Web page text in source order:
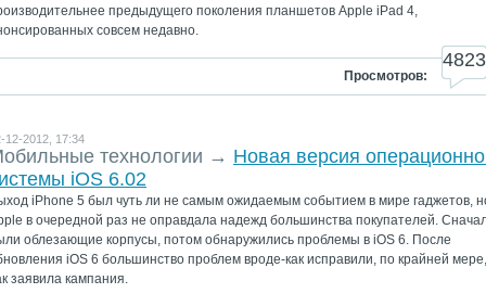
предыдущего поколения планшетов Apple iPad 4,
совсем недавно.
4823
Просмотров:
12-2012, 17:34
технологии → Новая версия
iOS 6.02
iPhone 5 был чуть ли не самым ожидаемым событием в мире гаджетов,
в очередной раз не оправдала надежд большинства покупателей.
облезающие корпусы, потом обнаружились проблемы в iOS 6. После
iOS 6 большинство проблем вроде-как исправили, по крайней мере,
заявила кампания.